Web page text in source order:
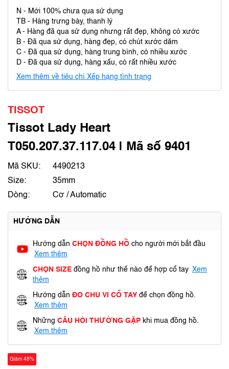
N - Mới 100% chưa qua sử dụng
TB - Hàng trưng bày, thanh lý
A - Hàng đã qua sử dụng nhưng rất đẹp, không có xước
B - Đã qua sử dụng, hàng đẹp, có chút xước dăm
C - Đã qua sử dụng, hàng trung bình, có nhiều xước
D - Đã qua sử dụng, hàng xấu, có rất nhiều xước
Xem thêm về tiêu chí Xếp hạng tình trạng
TISSOT
Tissot Lady Heart
T050.207.37.117.04 | Mã số 9401
Mã SKU:
4490213
Size:
35mm
Dòng:
Cơ / Automatic
HƯỚNG DẪN
Hướng dẫn CHỌN ĐỒNG HỒ cho người mới bắt đầu
Xem thêm
CHỌN SIZE đồng hồ như thế nào để hợp cổ tay Xem
thêm
Hướng dẫn ĐO CHU VI CỔ TAY để chọn đồng hồ.
Xem thêm
Những CÂU HỎI THƯỜNG GẶP khi mua đồng hồ.
Xem thêm
Giảm 48%